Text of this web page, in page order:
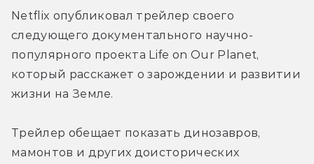
Netflix опубликовал трейлер своего
следующего документального научно-
популярного проекта Life on Our Planet,
который расскажет о зарождении и развитии
жизни на Земле.
Трейлер обещает показать динозавров,
мамонтов и других доисторических